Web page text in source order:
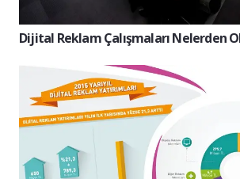
Dijital Reklam Çalışmaları Nelerden